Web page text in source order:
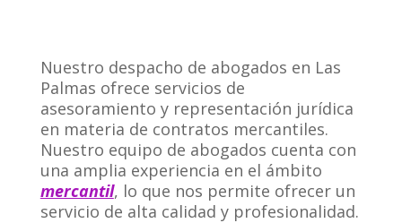
Nuestro despacho de abogados en Las
Palmas ofrece servicios de
asesoramiento y representación jurídica
en materia de contratos mercantiles.
Nuestro equipo de abogados cuenta con
una amplia experiencia en el ámbito
mercantil, lo que nos permite ofrecer un
servicio de alta calidad y profesionalidad.